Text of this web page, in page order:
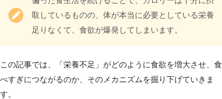
取しているものの、体が本当に必要としている栄養
足りなくて、食欲が爆発してしまいます。
この記事では、「栄養不足」がどのように食欲を増大させ、食
べすぎにつながるのか、そのメカニズムを掘り下げていきま
す。